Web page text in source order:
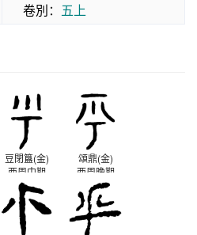
卷別： 五上
豆閉簋(金)
西周中期
頌鼎(金)
西周晚期